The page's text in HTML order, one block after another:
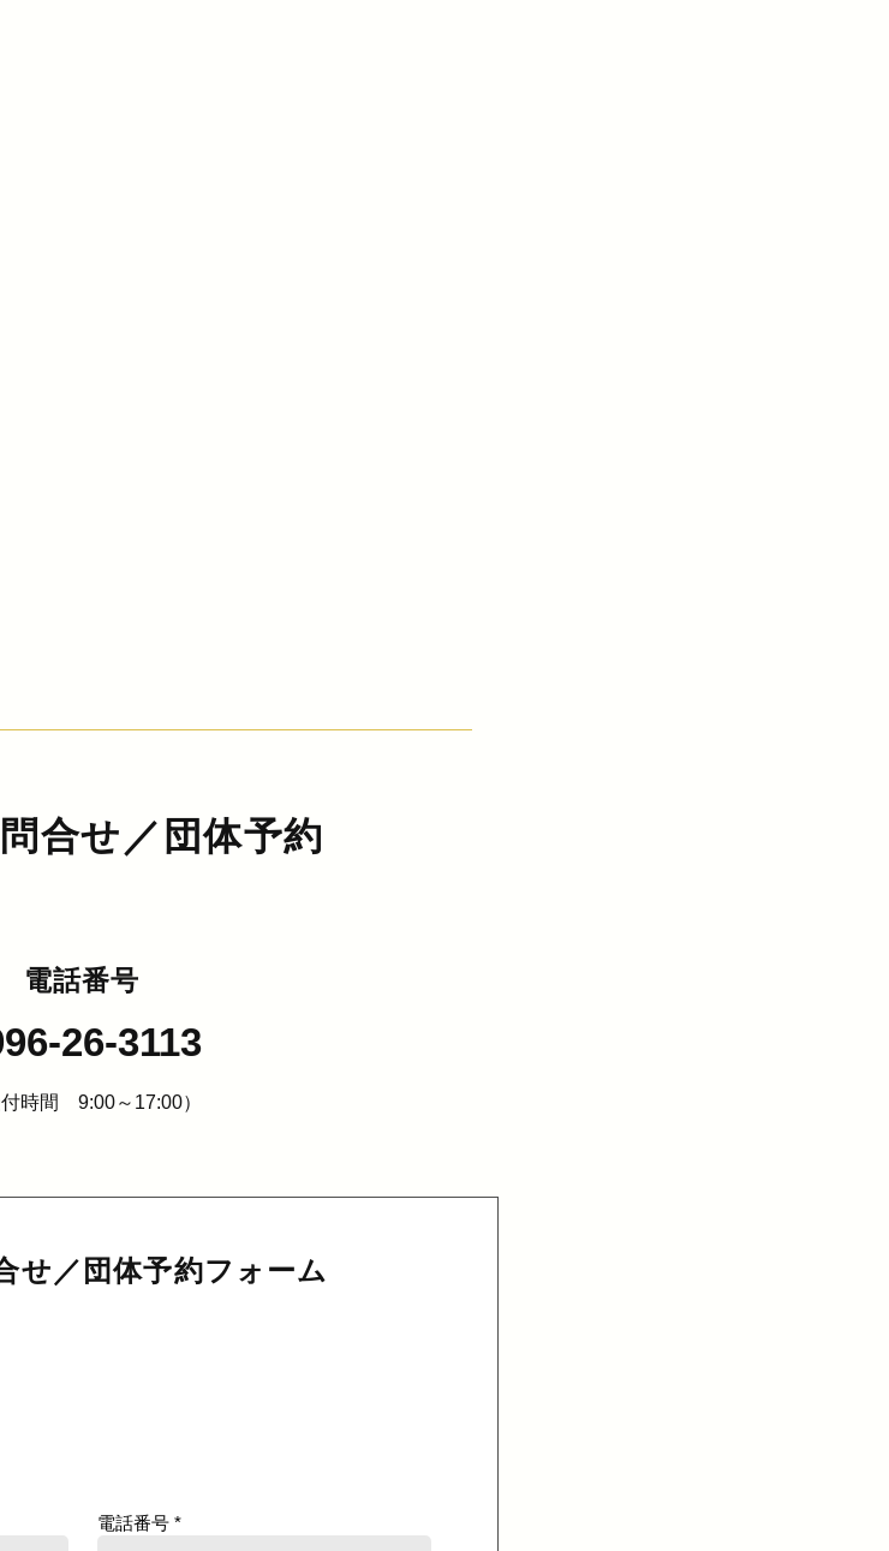
合せ／団体予約
電話番号
26-3113
付時間 9:00～17:00）
せ／団体予約フォーム
電話番号